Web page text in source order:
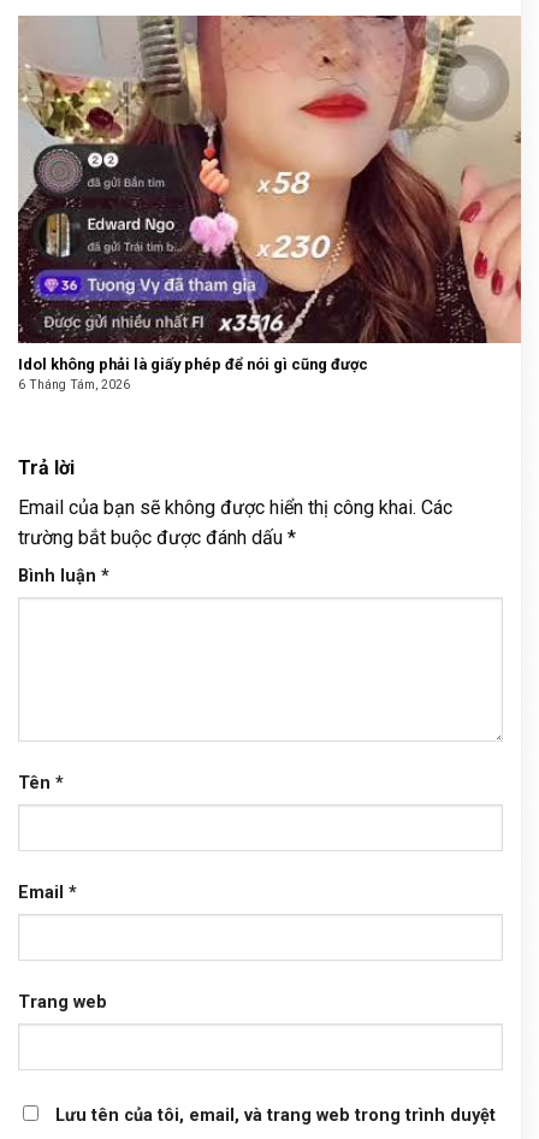
Idol không phải là giấy phép để nói gì cũng được
6 Tháng Tám, 2026
Trả lời
Email của bạn sẽ không được hiển thị công khai. Các
trường bắt buộc được đánh dấu *
Bình luận *
Tên *
Email *
Trang web
Lưu tên của tôi, email, và trang web trong trình duyệt